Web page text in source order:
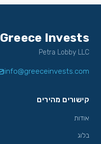
Greece Invests
Petra Lobby LLC
info@greeceinvests.com
קישורים מהירים
אודות
בלוג